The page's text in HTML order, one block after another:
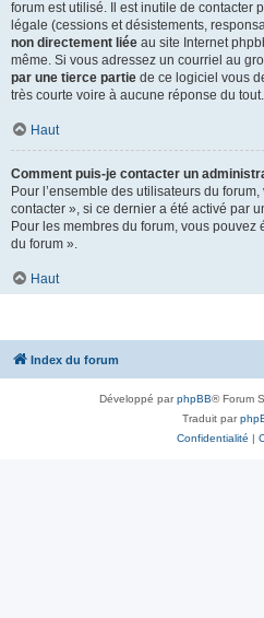
forum est utilisé. Il est inutile de contacter
légale (cessions et désistements,
non directement liée au site Internet
même. Si vous adressez un courriel au
par une tierce partie de ce logiciel vous
très courte voire à aucune réponse du tout.
Haut
Comment puis-je contacter un
Pour l’ensemble des utilisateurs du
contacter », si ce dernier a été activé par
Pour les membres du forum, vous pouvez
du forum ».
Haut
Index du forum
Développé parphpBB® Forum
Traduit par
Confidentialité |